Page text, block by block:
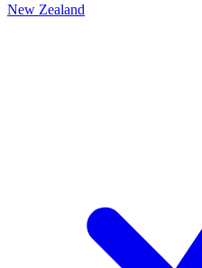
New Zealand